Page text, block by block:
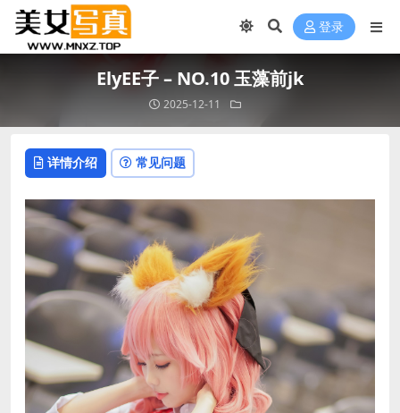
登录
ElyEE子 – NO.10 玉藻前jk
2025-12-11
详情介绍 常见问题